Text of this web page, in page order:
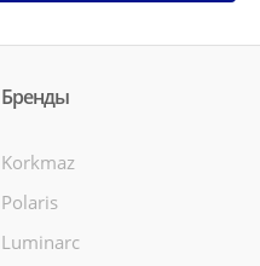
Бренды
Korkmaz
Polaris
Luminarc